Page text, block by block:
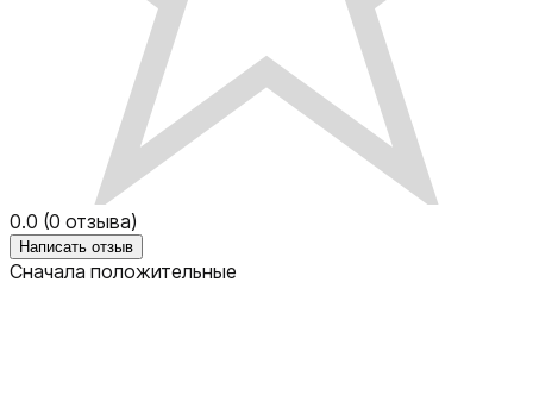
0.0 (0 отзыва)
Написать отзыв
Сначала положительные